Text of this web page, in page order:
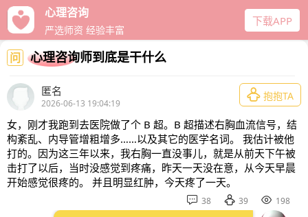
心理咨询
严选师资 经验丰富
下载APP
问 心理咨询师到底是干什么
匿名
2026-06-13 19:04:19
 抱抱TA
女，刚才我跑到去医院做了个 B 超。B 超描述右胸血流信号，结
构紊乱、内导管增粗增多……以及其它的医学名词。 我估计被他
打的。因为这三年以来，我右胸一直没事儿，就是从前天下午被
击打了以后，当时没感觉到疼痛，昨天一天没在意，从今天早晨
开始感觉很疼的。 并且明显红肿，今天疼了一天。
 38  39  198